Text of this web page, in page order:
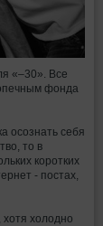
«–30». Все
фонда
осознать себя
то в
коротких
- постах,
хотя холодно